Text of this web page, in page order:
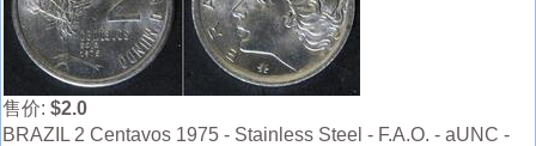
售价: $2.0
BRAZIL 2 Centavos 1975 - Stainless Steel - F.A.O. - aUNC -